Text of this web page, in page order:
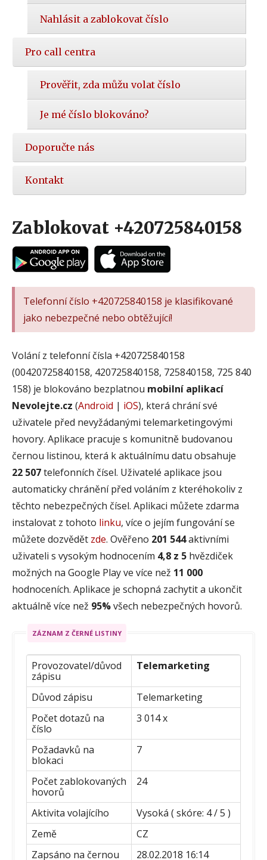
Nahlásit a zablokovat číslo
Pro call centra
Prověřit, zda můžu volat číslo
Je mé číslo blokováno?
Doporučte nás
Kontakt
Zablokovat +420725840158
Telefonní číslo +420725840158 je klasifikované
jako nebezpečné nebo obtěžující!
Volání z telefonní čísla +420725840158
(00420725840158, 420725840158, 725840158, 725 840
158) je blokováno bezplatnou mobilní aplikací
Nevolejte.cz (Android | iOS), která chrání své
uživatele před nevyžádanými telemarketingovými
hovory. Aplikace pracuje s komunitně budovanou
černou listinou, která k aktuálnímu datu obsahuje
22 507telefonních čísel. Uživatelé aplikace jsou
automaticky chránění před voláním z kteréhokoliv z
těchto nebezpečných čísel. Aplikaci můžete zdarma
instalovat z tohoto linku, více o jejím fungování se
můžete dozvědět zde. Ověřeno 201 544aktivními
uživateli s vysokým hodnocením 4,8 z 5 hvězdiček
možných na Google Play ve více než 11 000
hodnoceních. Aplikace je schopná zachytit a ukončit
aktuálně více než 95%všech nebezpečných hovorů.
ZÁZNAM Z ČERNÉ LISTINY
Provozovatel/důvod
zápisu
Telemarketing
Důvod zápisu
Telemarketing
Počet dotazů na
číslo
3 014 x
Požadavků na
blokaci
7
Počet zablokovaných
hovorů
24
Aktivita volajícího
Vysoká ( skóre: 4 / 5 )
Země
CZ
Zapsáno na černou
28.02.2018 16:14